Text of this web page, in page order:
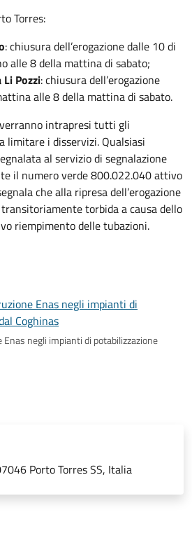
Torres:
: chiusura dell’erogazione dalle 10 di
alle 8 della mattina di sabato;
Pozzi: chiusura dell’erogazione
alle 8 della mattina di sabato.
intrapresi tutti gli
limitare i disservizi. Qualsiasi
al servizio di segnalazione
il numero verde 800.022.040 attivo
che alla ripresa dell’erogazione
transitoriamente torbida a causa dello
riempimento delle tubazioni.
negli impianti di potabilizzazione
Porto Torres SS, Italia